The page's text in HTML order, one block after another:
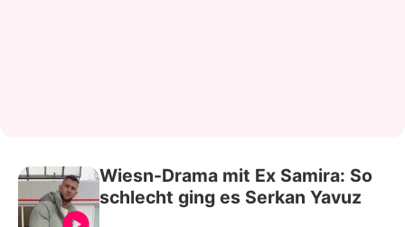
Wiesn-Drama mit Ex Samira: So
schlecht ging es Serkan Yavuz